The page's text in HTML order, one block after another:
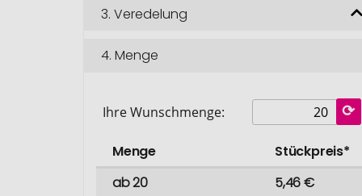
3.Veredelung
4.Menge
Ihre Wunschmenge:
Menge
Stückpreis*
ab 20
5,46 €